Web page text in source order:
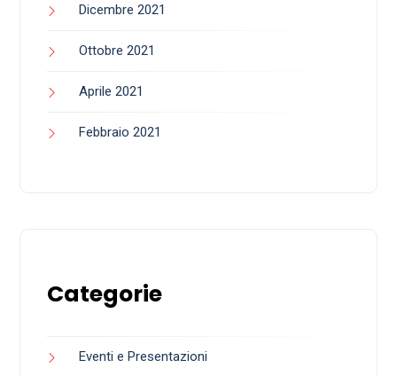
Dicembre 2021
Ottobre 2021
Aprile 2021
Febbraio 2021
Categorie
Eventi e Presentazioni